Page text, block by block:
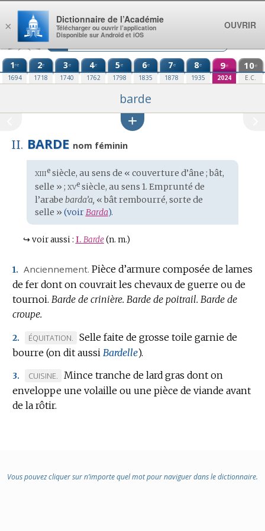
Aller au contenu
1re
1694
2e
1718
3e
1740
4e
1762
5e
1798
6e
1835
7e
1878
8e
1935
9e
2024
10e
E.C.
barde
II. BARDE nom féminin
Étymologie
:
xiiiesiècle, au sens de « couverture d’âne ; bât,
selle » ; xvesiècle, au sens 1. Emprunté de
l’arabe barda’a, « bât rembourré, sorte de
selle » (voirBarda).
↪ voir aussi : I. Barde (n. m.)
1. Anciennement. Pièce d’armure composée de lames
de fer dont on couvrait les chevaux de guerre ou de
tournoi. Barde de crinière. Barde de poitrail. Barde de
croupe.
2.
MARQUE
DE
:
ÉQUITATION.
Selle faite de grosse toile garnie de
bourre (on dit aussi Bardelle).
3.
MARQUE
DE
DOMAINE
CUISINE.
Mince tranche de lard gras dont on
enveloppe une volaille ou une pièce de viande avant
de la rôtir.
Vous pouvez cliquer sur n’importe quel mot pour naviguer dans le dictionnaire.
×
Dictionnaire de l’Académie
Télécharger ou ouvrir l’application
Disponible sur Android et iOS
OUVRIR